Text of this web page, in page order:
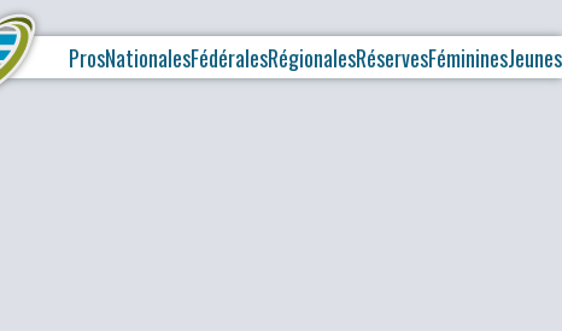
ProsNationalesFédéralesRégionalesRéservesFémininesJeunes